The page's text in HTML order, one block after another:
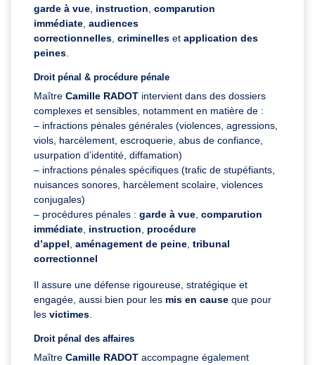
garde à vue instruction comparution
immédiate audiences
correctionnelles criminelles et application des
peines
Droit pénal & procédure pénale
Maître Camille RADOT intervient dans des dossiers
complexes et sensibles, notamment en matière de :
– infractions pénales générales (violences, agressions,
viols, harcèlement, escroquerie, abus de confiance,
usurpation d’identité, diffamation)
– infractions pénales spécifiques (trafic de stupéfiants,
nuisances sonores, harcèlement scolaire, violences
conjugales)
– procédures pénales : garde à vue comparution
immédiate instruction
procédure
d’appel aménagement de peine tribunal
correctionnel
Il assure une défense rigoureuse, stratégique et
engagée, aussi bien pour les mis en cause que pour
les victimes
Droit pénal des affaires
Maître Camille RADOT accompagne également